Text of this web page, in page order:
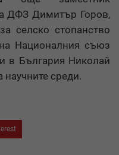
ДФЗ Димитър Горов,
селско стопанство
Националния съюз
в България Николай
среди.